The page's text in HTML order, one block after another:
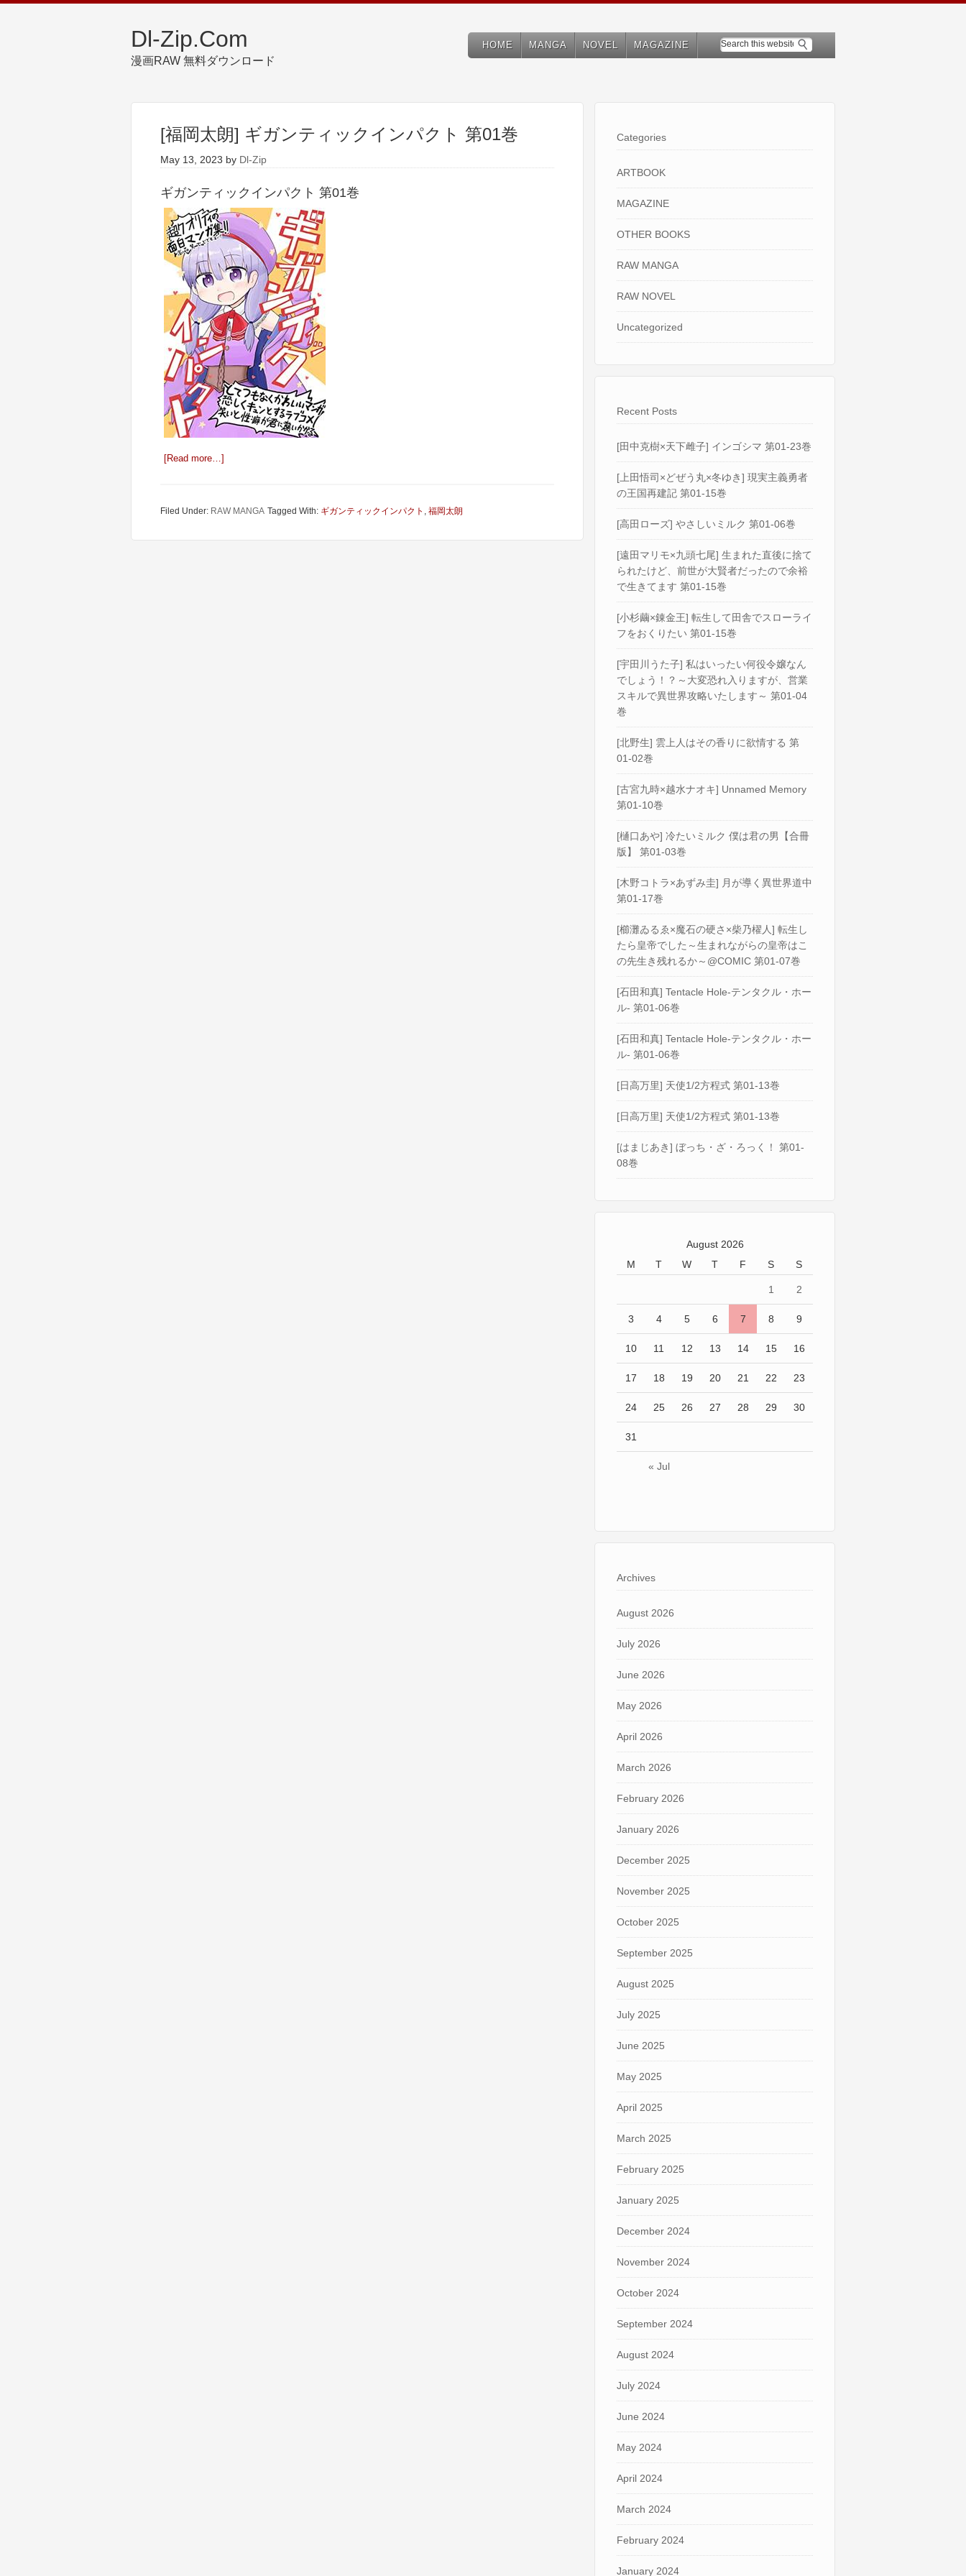
Dl-Zip.Com
漫画RAW 無料ダウンロード
HOME MANGA NOVEL MAGAZINE
[福岡太朗] ギガンティックインパクト 第01巻
May 13, 2023 by Dl-Zip
ギガンティックインパクト 第01巻
[Read more…]
Filed Under: RAW MANGA Tagged With: ギガンティックインパクト , 福岡太朗
Categories
ARTBOOK
MAGAZINE
OTHER BOOKS
RAW MANGA
RAW NOVEL
Uncategorized
Recent Posts
[田中克樹×天下雌子] インゴシマ 第01-23巻
[上田悟司×どぜう丸×冬ゆき] 現実主義勇者
の王国再建記 第01-15巻
[高田ローズ] やさしいミルク 第01-06巻
[遠田マリモ×九頭七尾] 生まれた直後に捨て
られたけど、前世が大賢者だったので余裕
で生きてます 第01-15巻
[小杉繭×錬金王] 転生して田舎でスローライ
フをおくりたい 第01-15巻
[宇田川うた子] 私はいったい何役令嬢なん
でしょう！？～大変恐れ入りますが、営業
スキルで異世界攻略いたします～ 第01-04
巻
[北野生] 雲上人はその香りに欲情する 第
01-02巻
[古宮九時×越水ナオキ] Unnamed Memory
第01-10巻
[樋口あや] 冷たいミルク 僕は君の男【合冊
版】 第01-03巻
[木野コトラ×あずみ圭] 月が導く異世界道中
第01-17巻
[櫛灘ゐるゑ×魔石の硬さ×柴乃櫂人] 転生し
たら皇帝でした～生まれながらの皇帝はこ
の先生き残れるか～@COMIC 第01-07巻
[石田和真] Tentacle Hole-テンタクル・ホー
ル- 第01-06巻
[石田和真] Tentacle Hole-テンタクル・ホー
ル- 第01-06巻
[日高万里] 天使1/2方程式 第01-13巻
[日高万里] 天使1/2方程式 第01-13巻
[はまじあき] ぼっち・ざ・ろっく！ 第01-
08巻
August 2026
M
T W T F S S
« Jul
1 2
3 4 5 6 7 8 9
10 11 12 13 14 15 16
17 18 19 20 21 22 23
24 25 26 27 28 29 30
31
Archives
August 2026
July 2026
June 2026
May 2026
April 2026
March 2026
February 2026
January 2026
December 2025
November 2025
October 2025
September 2025
August 2025
July 2025
June 2025
May 2025
April 2025
March 2025
February 2025
January 2025
December 2024
November 2024
October 2024
September 2024
August 2024
July 2024
June 2024
May 2024
April 2024
March 2024
February 2024
January 2024